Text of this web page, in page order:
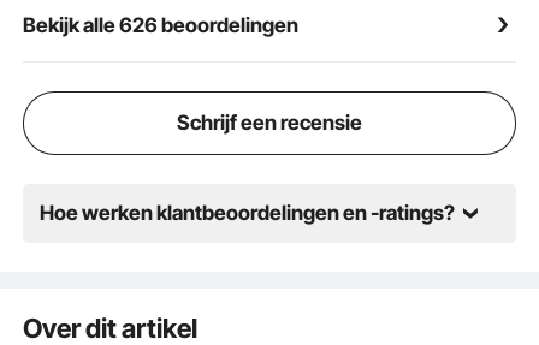
Bekijk alle 626 beoordelingen
Schrijf een recensie
Hoe werken klantbeoordelingen en -ratings?
Over dit artikel